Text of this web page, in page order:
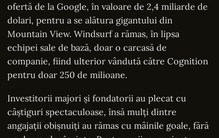
ofertă de la Google, în valoare de 2,4 miliarde de
dolari, pentru a se alătura gigantului din
Mountain View. Windsurf a rămas, în lipsa
echipei sale de bază, doar o carcasă de
companie, fiind ulterior vândută către Cognition
pentru doar 250 de milioane.
Investitorii majori și fondatorii au plecat cu
câștiguri spectaculoase, însă mulți dintre
angajații obișnuiți au rămas cu mâinile goale, fără